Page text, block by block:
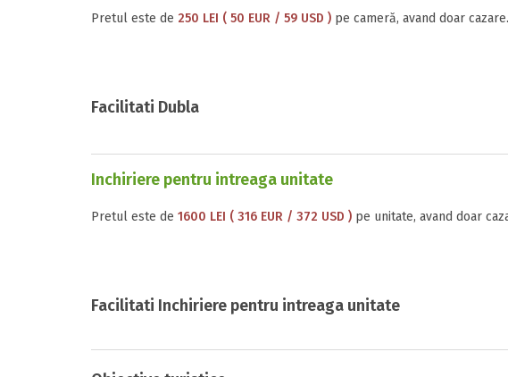
Pretul este de 250 LEI ( 50 EUR / 59 USD ) pe cameră, avand doar cazare.
Facilitati Dubla
Inchiriere pentru intreaga unitate
Pretul este de 1600 LEI ( 316 EUR / 372 USD ) pe unitate, avand doar
Facilitati Inchiriere pentru intreaga unitate